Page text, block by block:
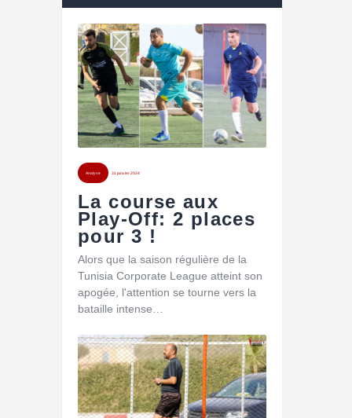
Analyse 31 janvier 2024
La course aux
Play-Off: 2 places
pour 3 !
Alors que la saison régulière de la
Tunisia Corporate League atteint son
apogée, l'attention se tourne vers la
bataille intense…